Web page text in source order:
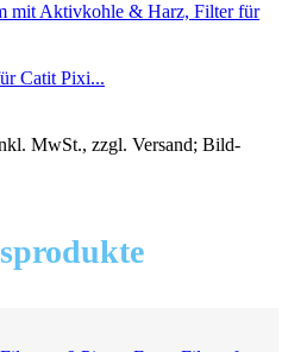
Catit Pixi...
MwSt., zzgl. Versand; Bild-